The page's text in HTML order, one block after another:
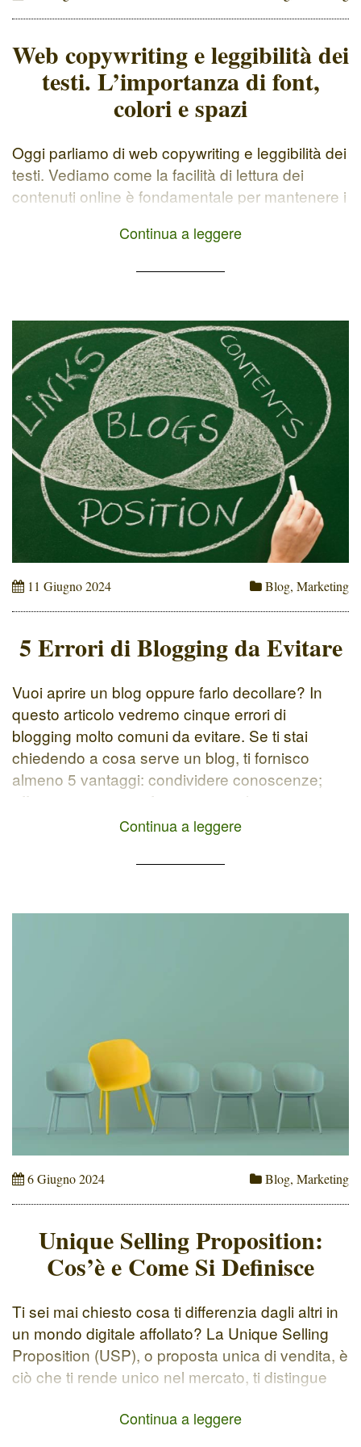
Web copywriting e leggibilità dei
testi. L’importanza di font,
colori e spazi
Oggi parliamo di web copywriting e leggibilità dei
testi. Vediamo come la facilità di lettura dei
contenuti online è fondamentale per mantenere i
migliorare la loro esperienza e dargli un motivo
Continua a leggere
11 Giugno 2024 Blog, Marketing
5 Errori di Blogging da Evitare
Vuoi aprire un blog oppure farlo decollare? In
questo articolo vedremo cinque errori di
blogging molto comuni da evitare. Se ti stai
chiedendo a cosa serve un blog, ti fornisco
almeno 5 vantaggi: condividere conoscenze;
affermarsi come professionista nel proprio
settore; costruire una comunità; aumentare la
Come Evitare Errori […]
Continua a leggere
6 Giugno 2024 Blog, Marketing
Unique Selling Proposition:
Cos’è e Come Si Definisce
Ti sei mai chiesto cosa ti differenzia dagli altri in
un mondo digitale affollato? La Unique Selling
Proposition (USP), o proposta unica di vendita, è
ciò che ti rende unico nel mercato, ti distingue
pubblico di riferimento. Perché è Importante
Continua a leggere